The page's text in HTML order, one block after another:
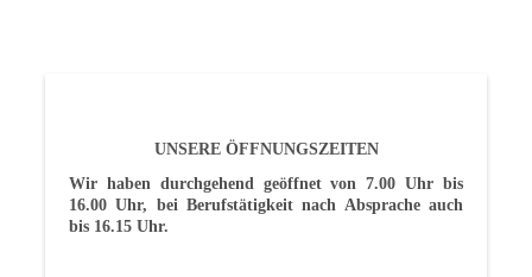
UNSERE ÖFFNUNGSZEITEN
Wir haben durchgehend geöffnet von 7.00 Uhr bis
16.00 Uhr, bei Berufstätigkeit nach Absprache auch
bis 16.15 Uhr.